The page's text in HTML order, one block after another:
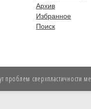
Архив
Избранное
Поиск
сверхпластичности